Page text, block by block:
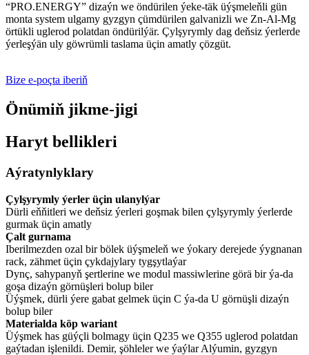
“PRO.ENERGY” dizaýn we öndürilen ýeke-täk üýşmeleňli gün
monta system ulgamy gyzgyn çümdürilen galvanizli we Zn-Al-Mg
örtükli uglerod polatdan öndürilýär. Çylşyrymly dag deňsiz ýerlerde
ýerleşýän uly göwrümli taslama üçin amatly çözgüt.
Bize e-poçta iberiň
Önümiň jikme-jigi
Haryt bellikleri
Aýratynlyklary
Çylşyrymly ýerler üçin ulanylýar
Dürli eňňitleri we deňsiz ýerleri goşmak bilen çylşyrymly ýerlerde
gurmak üçin amatly
Çalt gurnama
Iberilmezden ozal bir bölek üýşmeleň we ýokary derejede ýygnanan
rack, zähmet üçin çykdajylary tygşytlaýar
Dynç, sahypanyň şertlerine we modul massiwlerine görä bir ýa-da
goşa dizaýn görnüşleri bolup biler
Üýşmek, dürli ýere gabat gelmek üçin C ýa-da U görnüşli dizaýn
bolup biler
Materialda köp wariant
Üýşmek has güýçli bolmagy üçin Q235 we Q355 uglerod polatdan
gaýtadan işlenildi. Demir, şöhleler we ýaýlar Alýumin, gyzgyn